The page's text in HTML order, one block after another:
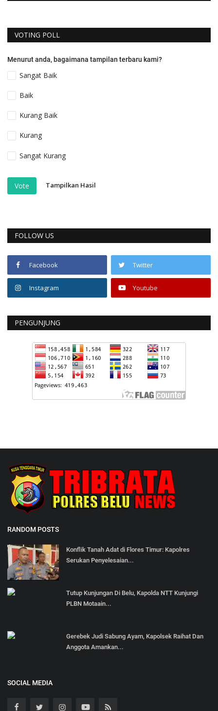
VOTING POLL
Menurut anda, bagaimana tampilan terbaru kami?
Sangat Baik
Baik
Kurang Baik
Kurang
Sangat Kurang
Vote Tampilkan Hasil
FOLLOW US
Facebook Twitter
Instagram Youtube
PENGUNJUNG
RANDOM POSTS
Konflik Tanah Adat di Flores Timur: Kapolres
Serukan Penyelesaian...
Tutup Kunjungan Di Belu, Kapolda NTT Kunjungi
PLBN Motaain...
Gerebek Judi Sabung Ayam, Kapolsek Raihat Dan
Anggota Amankan...
SOCIAL MEDIA